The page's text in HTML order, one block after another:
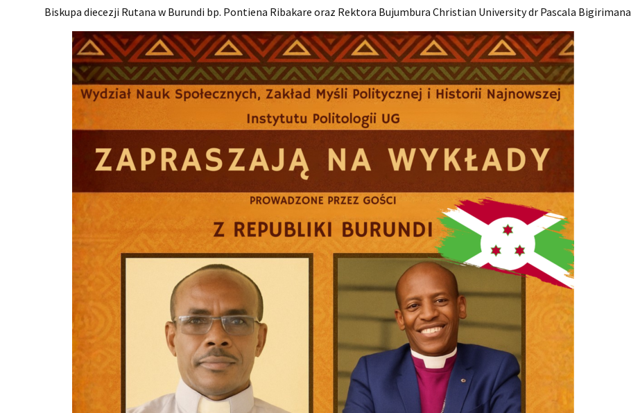
Biskupa diecezji Rutana w Burundi bp. Pontiena Ribakare oraz Rektora Bujumbura Christian University dr Pascala Bigirimana